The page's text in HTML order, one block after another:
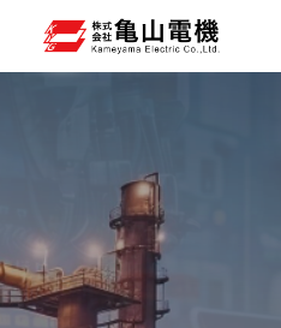
Industrial